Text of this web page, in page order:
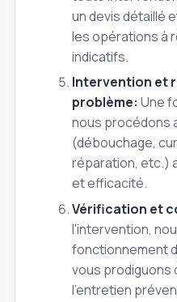
un devis détaillé
les opérations à
indicatifs.
Intervention et
problème: Une
nous procédons
(débouchage,
réparation, etc.)
et efficacité.
Vérification et
l'intervention,
fonctionnement
vous prodiguons
l'entretien